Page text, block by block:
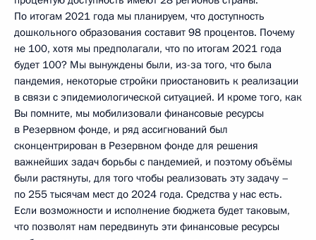
По итогам 2021 года мы планируем, что доступность
дошкольного образования составит 98 процентов. Почему
не 100, хотя мы предполагали, что по итогам 2021 года
будет 100? Мы вынуждены были, из-за того, что была
пандемия, некоторые стройки приостановить к реализации
в связи с эпидемиологической ситуацией. И кроме того, как
Вы помните, мы мобилизовали финансовые ресурсы
в Резервном фонде, и ряд ассигнований был
сконцентрирован в Резервном фонде для решения
важнейших задач борьбы с пандемией, и поэтому объёмы
были растянуты, для того чтобы реализовать эту задачу –
по 255 тысячам мест до 2024 года. Средства у нас есть.
Если возможности и исполнение бюджета будет таковым,
что позволят нам передвинуть эти финансовые ресурсы